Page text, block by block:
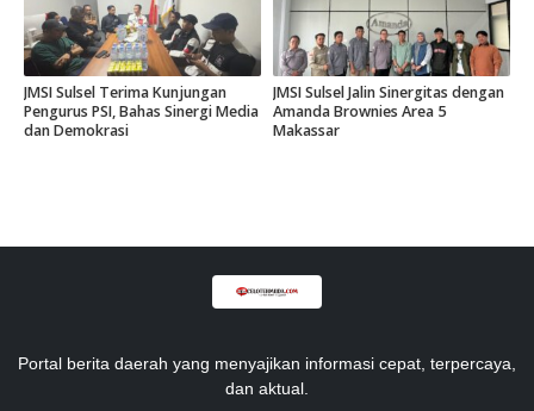
JMSI Sulsel Terima Kunjungan
Pengurus PSI, Bahas Sinergi Media
dan Demokrasi
JMSI Sulsel Jalin Sinergitas dengan
Amanda Brownies Area 5
Makassar
Portal berita daerah yang menyajikan informasi cepat, terpercaya,
dan aktual.